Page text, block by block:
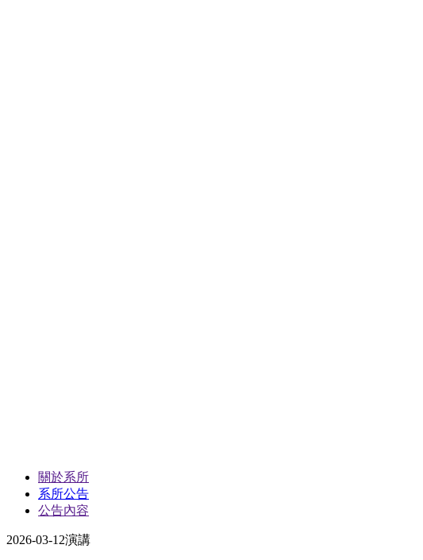
關於系所
系所公告
公告內容
2026-03-12演講